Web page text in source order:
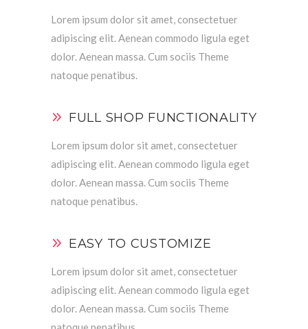
Lorem ipsum dolor sit amet, consectetuer
adipiscing elit. Aenean commodo ligula eget
dolor. Aenean massa. Cum sociis Theme
natoque penatibus.
FULL SHOP FUNCTIONALITY
Lorem ipsum dolor sit amet, consectetuer
adipiscing elit. Aenean commodo ligula eget
dolor. Aenean massa. Cum sociis Theme
natoque penatibus.
EASY TO CUSTOMIZE
Lorem ipsum dolor sit amet, consectetuer
adipiscing elit. Aenean commodo ligula eget
dolor. Aenean massa. Cum sociis Theme